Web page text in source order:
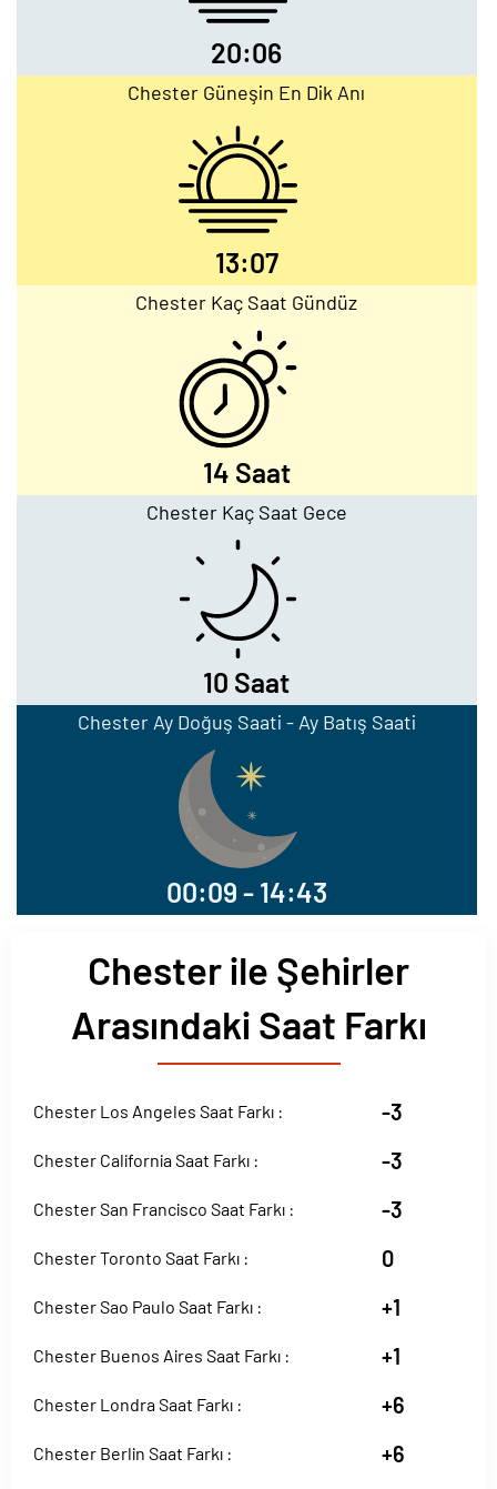
20:06
Chester Güneşin En Dik Anı
13:07
Chester Kaç Saat Gündüz
14 Saat
Chester Kaç Saat Gece
10 Saat
Chester Ay Doğuş Saati - Ay Batış Saati
00:09 - 14:43
Chester ile Şehirler
Arasındaki Saat Farkı
Chester Los Angeles Saat Farkı : -3
Chester California Saat Farkı : -3
Chester San Francisco Saat Farkı : -3
Chester Toronto Saat Farkı : 0
Chester Sao Paulo Saat Farkı : +1
Chester Buenos Aires Saat Farkı : +1
Chester Londra Saat Farkı : +6
Chester Berlin Saat Farkı : +6